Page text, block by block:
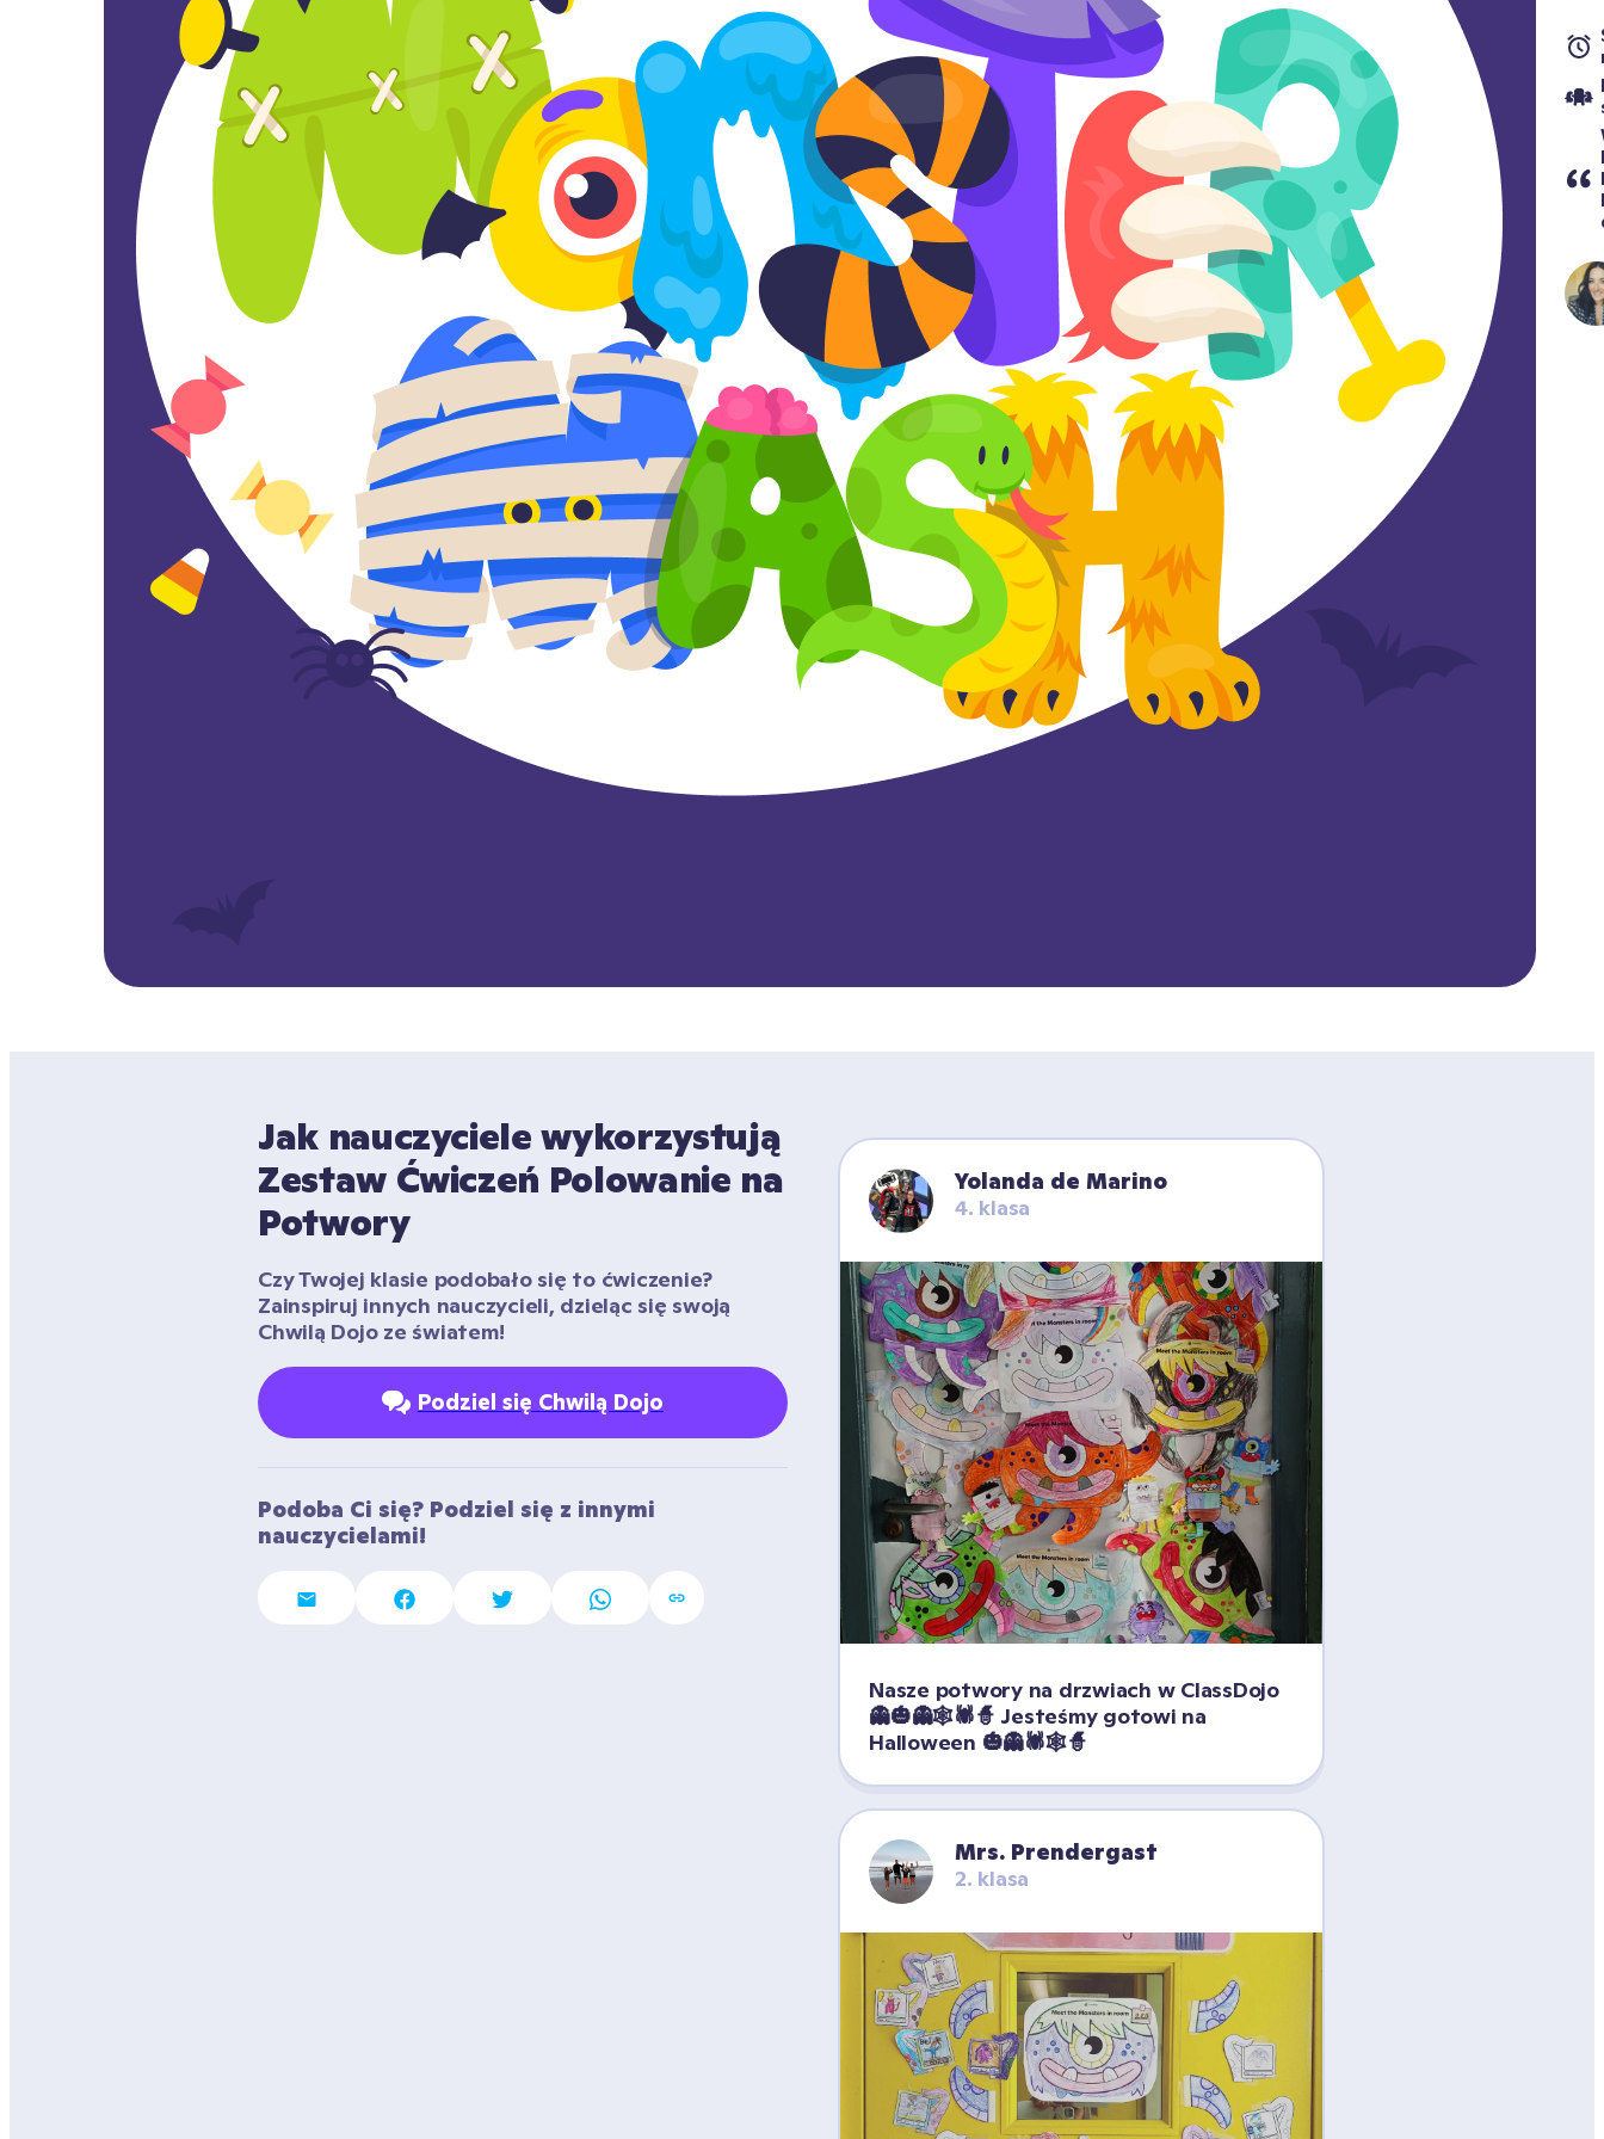
Jak nauczyciele wykorzystują
Zestaw Ćwiczeń Polowanie na
Potwory
Czy Twojej klasie podobało się to ćwiczenie?
Zainspiruj innych nauczycieli, dzieląc się swoją
Chwilą Dojo ze światem!
Podziel się Chwilą Dojo
Podoba Ci się? Podziel się z innymi
nauczycielami!
Yolanda de Marino
4. klasa
Nasze potwory na drzwiach w ClassDojo
👻🎃👻🕸️🕷️🧙 Jesteśmy gotowi na
Halloween 🎃👻🕷️🕸️🧙
Mrs. Prendergast
2. klasa